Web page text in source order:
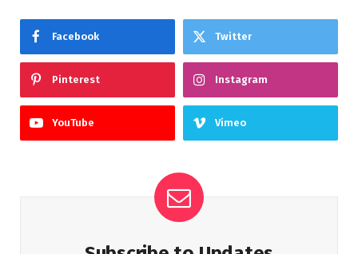
Facebook Twitter
Pinterest Instagram
YouTube Vimeo